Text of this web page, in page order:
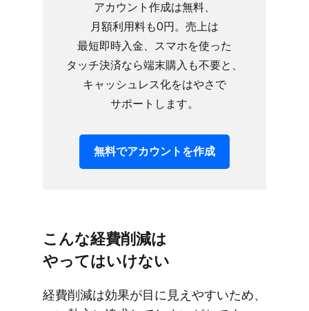
アカウント作成は​無料、​
月額利用料も​0円。​売上は​
最短即時入金、​スマホを​使った​
タッチ決済なら​端末購入も​不要と、​
キャッシュレス化を​はやさで​
サポートします。
無料で​アカウントを​作成
こんな​経費削減は​
やってはいけない
経費削減は​効果が​目に​見えやす​いため、​